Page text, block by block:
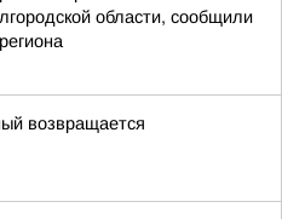
области, сообщили
возвращается